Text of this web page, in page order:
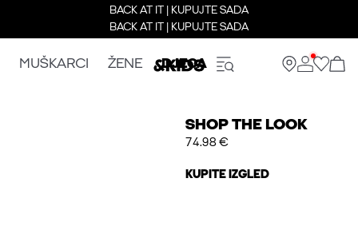
BACK AT IT | KUPUJTE SADA
BACK AT IT | KUPUJTE SADA
MUŠKARCI ŽENE DJECA
SHOP THE LOOK
74.98 €
KUPITE IZGLED